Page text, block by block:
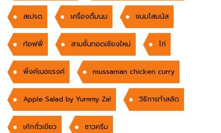
สเปรด เครื่องดื่มนม ขนมโสมนัส
ท้อฟฟี่ สามชั้นทอดเชียงใหม่ ไก่
พิ้งค์เมอแรงค์ mussaman chicken curry
Apple Salad by Yummy Za! วิธีการทำสลัด
เค้กถั่วเขียว ซาวครีม